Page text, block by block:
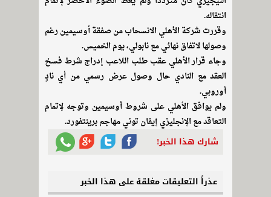
انتقاله.
وقررت شركة الأهلي الانسحاب من صفقة أوسيمين رغم
وصولها لاتفاق نهائي مع نابولي، يوم الخميس.
وجاء قرار الأهلي عقب طلب اللاعب إدراج شرط فسخ
العقد مع النادي حال وصول عرض رسمي من أي نادٍ
أوروبي.
ولم يوافق الأهلي على شروط أوسيمين وتوجه لإتمام
التعاقد مع الإنجليزي إيفان توني مهاجم برينتفورد.
شارك هذا الخبر!
عذراً التعليقات مغلقة على هذا الخبر